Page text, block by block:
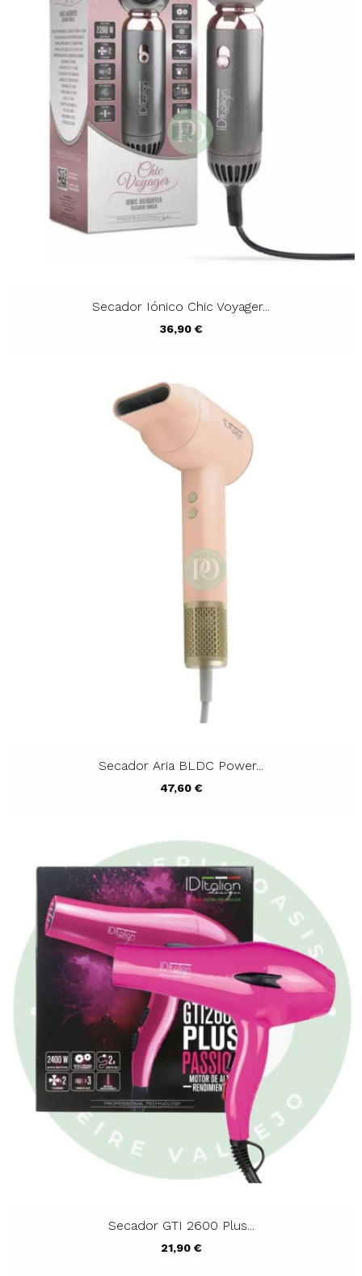
Secador Iónico Chic Voyager...
Precio
36,90 €
Secador Aria BLDC Power...
Precio
47,60 €
Secador GTI 2600 Plus...
Precio
21,90 €